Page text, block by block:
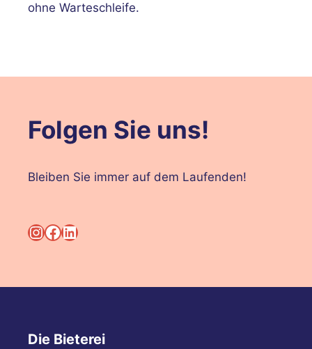
ohne Warteschleife.
Folgen Sie uns!
Bleiben Sie immer auf dem Laufenden!
Instagram
Facebook
LinkedIn
Die Bieterei